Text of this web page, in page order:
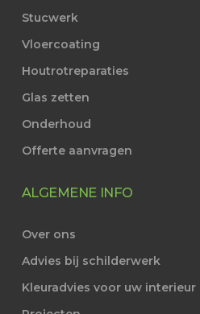
Stucwerk
Vloercoating
Houtrotreparaties
Glas zetten
Onderhoud
Offerte aanvragen
ALGEMENE INFO
Over ons
Advies bij schilderwerk
Kleuradvies voor uw interieur